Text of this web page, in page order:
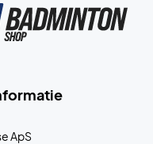
ApS